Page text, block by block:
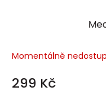
Momentálně
299 Kč